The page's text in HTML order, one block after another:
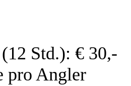
Std.): € 30,-
pro Angler